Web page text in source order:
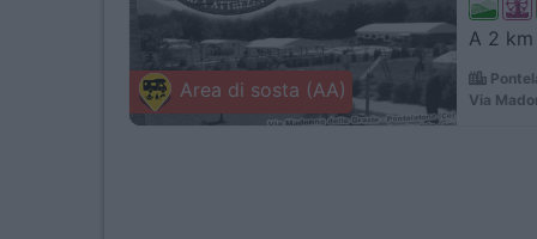
Area di sosta (AA)
A 2
Via